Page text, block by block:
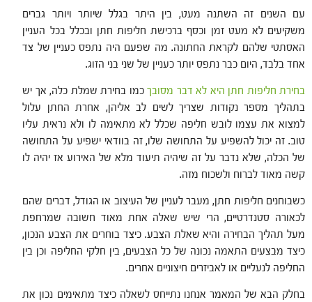
עם השנים זה השתנה מעט, בין היתר בגלל שיותר ויותר גברים
משקיעים לא מעט זמן וכסף ברכישת חליפות חתן ובכלל בכל העניין
האסתטי שלהם לקראת החתונה. מה שפעם היה נתפס כעניין של צד
אחד בלבד, היום כבר נתפס יותר כעניין של שני בני הזוג.
בחירת חליפות חתן היא לא דבר מסובךכמו בחירת שמלת כלה, אך יש
בתהליך מספר נקודות שצריך לשים לב אליהן, אחרת החתן עלול
למצוא את עצמו לובש חליפה שכלל לא מתאימה לו ולא נראית עליו
טוב. זה יכול להשפיע על התחושה שלו, זה בוודאי ישפיע על התחושה
של הכלה, שלא נדבר על זה שיהיה תיעוד מלא של האירוע אז יהיה לו
קשה מאוד לברוח ולשכוח מזה.
כשבוחנים חליפות חתן, מעבר לעניין של העיצוב או הגודל, דברים שהם
לכאורה סטנדרטיים, הרי שיש שאלה אחת מאוד חשובה שמרחפת
מעל תהליך הבחירה והיא שאלת הצבע. כיצד בוחרים את הצבע הנכון,
כיצד מבצעים התאמה נכונה של כל הצבעים, בין חלקי החליפה וכן בין
החליפה לנעליים או לאביזרים חיצוניים אחרים.
בחלק הבא של המאמר אנחנו נתייחס לשאלה כיצד מתאימים נכון את